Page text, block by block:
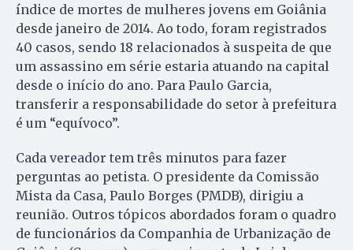
índice de mortes de mulheres jovens em Goiânia
desde janeiro de 2014. Ao todo, foram registrados
40 casos, sendo 18 relacionados à suspeita de que
um assassino em série estaria atuando na capital
desde o início do ano. Para Paulo Garcia,
transferir a responsabilidade do setor à prefeitura
é um “equívoco”.
Cada vereador tem três minutos para fazer
perguntas ao petista. O presidente da Comissão
Mista da Casa, Paulo Borges (PMDB), dirigiu a
reunião. Outros tópicos abordados foram o quadro
de funcionários da Companhia de Urbanização de